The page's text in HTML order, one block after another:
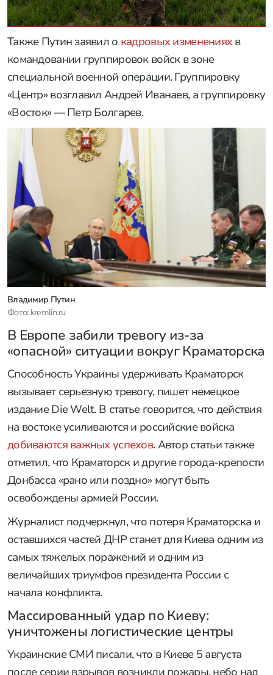
Также Путин заявил о кадровых изменениях в
командовании группировок войск в зоне
специальной военной операции. Группировку
«Центр» возглавил Андрей Иванаев, а группировку
«Восток» — Петр Болгарев.
Владимир Путин
Фото: kremlin.ru
В Европе забили тревогу из-за
«опасной» ситуации вокруг Краматорска
Способность Украины удерживать Краматорск
вызывает серьезную тревогу, пишет немецкое
издание Die Welt. В статье говорится, что действия
на востоке усиливаются и российские войска
добиваются важных успехов. Автор статьи также
отметил, что Краматорск и другие города-крепости
Донбасса «рано или поздно» могут быть
освобождены армией России.
Журналист подчеркнул, что потеря Краматорска и
оставшихся частей ДНР станет для Киева одним из
самых тяжелых поражений и одним из
величайших триумфов президента России с
начала конфликта.
Массированный удар по Киеву:
уничтожены логистические центры
Украинские СМИ писали, что в Киеве 5 августа